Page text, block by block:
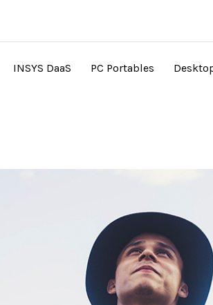
INSYS DaaS PC Portables